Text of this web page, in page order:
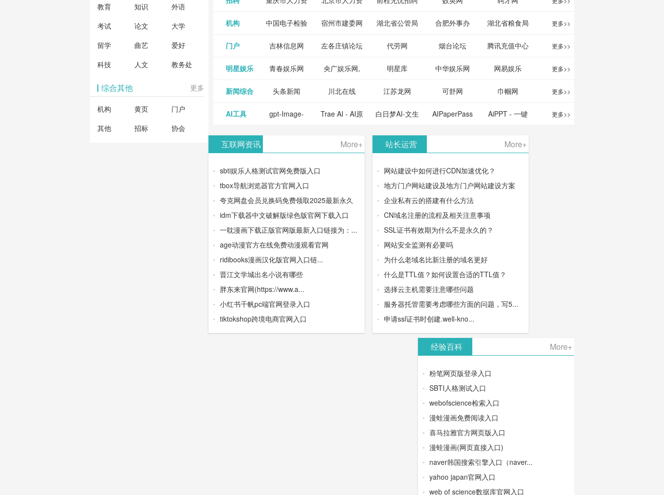
教育 知识
外语
考试
论文
大学
留学
曲艺
爱好
科技
人文 教务处
综合其他 更多
机构 黄页
门户
其他
招标 协会
Tripadvisor
源和社会保障
局
源和社会保障 网
机构 中国电子检验
检疫业务网
宿州市建委网 湖北省公管局 合肥外事办 湖北省粮食局 更多>>
门户 吉林信息网 左各庄镇论坛 代劳网 烟台论坛 腾讯充值中心 更多>>
明星娱乐 青春娱乐网 央广娱乐网, 明星库 中华娱乐网 网易娱乐 更多>>
新闻综合 头条新闻 川北在线 江苏龙网 可舒网 巾帼网 更多>>
AI工具 gpt-Image-
器
Trae AI - AI原
pro与
DeepSeek模
白日梦AI-文生
视频类AIGC
AIPaperPass
千字大纲
AiPPT - 一键 更多>>
互联网资讯 More+
sbti娱乐人格测试官网免费版入口
tbox导航浏览器官方官网入口
夸克网盘会员兑换码免费领取2025最新永久
idm下载器中文破解版绿色版官网下载入口
一耽漫画下载正版官网版最新入口链接为：...
age动漫官方在线免费动漫观看官网
ridibooks漫画汉化版官网入口链...
晋江文学城出名小说有哪些
胖东来官网(https://www.a...
小红书千帆pc端官网登录入口
tiktokshop跨境电商官网入口
站长运营 More+
网站建设中如何进行CDN加速优化？
地方门户网站建设及地方门户网站建设方案
企业私有云的搭建有什么方法
CN域名注册的流程及相关注意事项
SSL证书有效期为什么不是永久的？
网站安全监测有必要吗
为什么老域名比新注册的域名更好
什么是TTL值？如何设置合适的TTL值？
选择云主机需要注意哪些问题
服务器托管需要考虑哪些方面的问题，写5...
申请ssl证书时创建.well-kno...
经验百科 More+
粉笔网页版登录入口
SBTI人格测试入口
webofscience检索入口
漫蛙漫画免费阅读入口
喜马拉雅官方网页版入口
漫蛙漫画(网页直接入口)
naver韩国搜索引擎入口（naver...
yahoo japan官网入口
web of science数据库官网入口